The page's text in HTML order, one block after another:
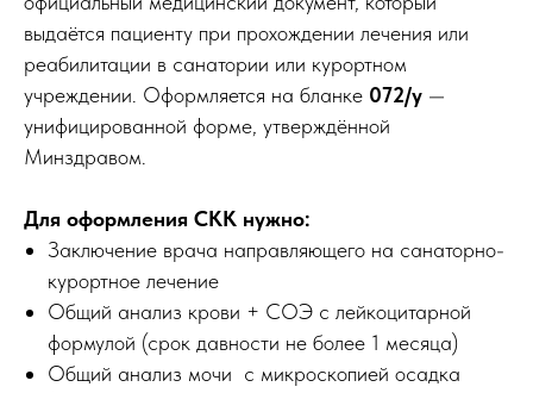
выдаётся пациенту при прохождении лечения или
реабилитации в санатории или курортном
учреждении. Оформляется на бланке 072/у —
унифицированной форме, утверждённой
Минздравом.
Для оформления СКК нужно:
Заключение врача направляющего на санаторно-
курортное лечение
Общий анализ крови + СОЭ с лейкоцитарной
формулой (срок давности не более 1 месяца)
Общий анализ мочи с микроскопией осадка